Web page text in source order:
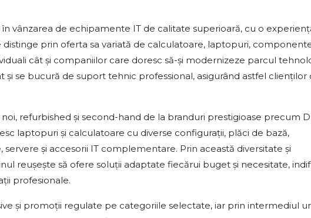
vânzarea de echipamente IT de calitate superioară, cu o
distinge prin oferta sa variată de calculatoare, laptopuri,
cât și companiilor care doresc să-și modernizeze parcul
și se bucură de suport tehnic professional, asigurând astfel clienților
refurbished și second-hand de la branduri prestigioase precum
laptopuri și calculatoare cu diverse configurații, plăci de bază,
și accesorii IT complementare. Prin această diversitate și
reușește să ofere soluții adaptate fiecărui buget și necesitate,
profesionale.
și promoții regulate pe categoriile selectate, iar prin intermediul